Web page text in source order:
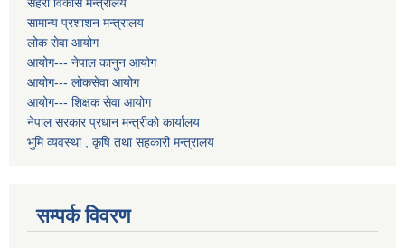
सहरी विकास मन्त्रालय
सामान्य प्रशाशन मन्त्रालय
लोक सेवा आयोग
आयोग--- नेपाल कानुन आयोग
आयोग--- लोकसेवा आयोग
आयोग--- शिक्षक सेवा आयोग
नेपाल सरकार प्रधान मन्त्रीको कार्यालय
भुमि व्यवस्था , कृषि तथा सहकारी मन्त्रालय
सम्पर्क विवरण